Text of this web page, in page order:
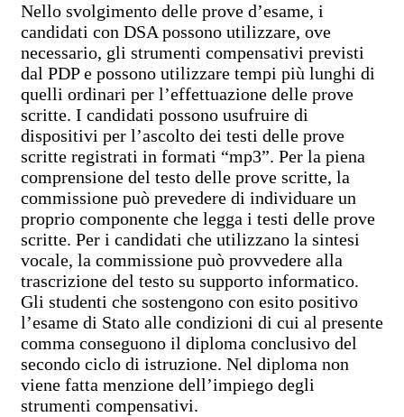
Nello svolgimento delle prove d’esame, i
candidati con DSA possono utilizzare, ove
necessario, gli strumenti compensativi previsti
dal PDP e possono utilizzare tempi più lunghi di
quelli ordinari per l’effettuazione delle prove
scritte. I candidati possono usufruire di
dispositivi per l’ascolto dei testi delle prove
scritte registrati in formati “mp3”. Per la piena
comprensione del testo delle prove scritte, la
commissione può prevedere di individuare un
proprio componente che legga i testi delle prove
scritte. Per i candidati che utilizzano la sintesi
vocale, la commissione può provvedere alla
trascrizione del testo su supporto informatico.
Gli studenti che sostengono con esito positivo
l’esame di Stato alle condizioni di cui al presente
comma conseguono il diploma conclusivo del
secondo ciclo di istruzione. Nel diploma non
viene fatta menzione dell’impiego degli
strumenti compensativi.